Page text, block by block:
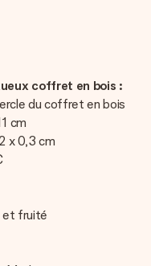
coffret en bois :
du coffret en bois
cm
x 0,3 cm
et fruité